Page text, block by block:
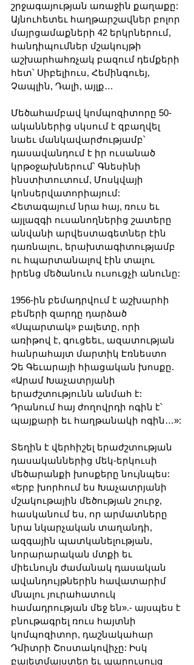
շրջագայության առաջին քաղաքը:
Այնուհետեւ հաղթարշավներ բոլոր
մայրցամաքների 42 երկրներում,
հանդիպումներ մշակույթի
աշխարհահռչակ բազում դեմքերի
հետ՝ Սիբելիուս, Հեմինգուեյ,
Չապլին, Դալի, այլք…
Մեծահամբավ կոմպոզիտորը 50-
ականներից սկսում է զբաղվել
նաեւ մանկավարժությամբ՝
դասավանդում է իր ուսանած
կրթօջախներում՝ Գնեսինի
ինստիտուտում, Մոսկվայի
կոնսերվատորիայում:
Հետագայում նրա հայ, ռուս եւ
այլազգի ուսանողներից շատերը
անվանի արվեստագետներ էին
դառնալու, երախտագիտությամբ
ու հպարտանալով էին տալու
իրենց մեծանուն ուսուցչի անունը:
1956-ին բեմադրվում է աշխարհի
բեմերի զարդը դարձած
«Սպարտակ» բալետը, որի
առիթով է, գուցեեւ, ազատության
հանրահայտ մարտիկ Էռնեստո
Չե Գեւարայի հիացական խոսքը.
«Արամ Խաչատրյանի
երաժշտությունն անմահ է:
Դրանում հայ ժողովրդի ոգին է՝
պայքարի եւ հաղթանակի ոգին…»:
Տեղին է վերհիշել երաժշտության
դասականներից մեկ-երկուսի
մեծարանքի խոսքերը նույնպես:
«Երբ խորհում ես Խաչատրյանի
մշակութային մեծության շուրջ,
հասկանում ես, որ արմատները
նրա նկարչական տաղանդի,
ազգային պատկանելության,
նորարարական մտքի եւ
միեւնույն ժամանակ դասական
ավանդույթներին հավատարիմ
մնալու յուրահատուկ
համադրության մեջ են».- այսպես է
բնութագրել ռուս հայտնի
կոմպոզիտոր, դաշնակահար
Դմիտրի Շոստակովիչը: Իսկ
բալետմայստեր եւ պարուսույց